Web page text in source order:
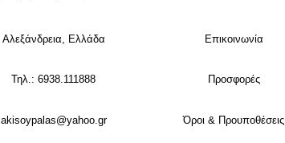
Αλεξάνδρεια, Ελλάδα
Τηλ.: 6938.111888
akisoypalas@yahoo.gr
Επικοινωνία
Προσφορές
Όροι & Προυποθέσεις